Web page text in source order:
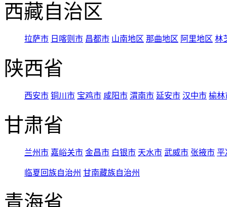
西藏自治区
拉萨市 日喀则市 昌都市 山南地区 那曲地区 阿里地区 林
陕西省
西安市 铜川市 宝鸡市 咸阳市 渭南市 延安市 汉中市 榆林
甘肃省
兰州市 嘉峪关市 金昌市 白银市 天水市 武威市 张掖市 平
临夏回族自治州 甘南藏族自治州
青海省